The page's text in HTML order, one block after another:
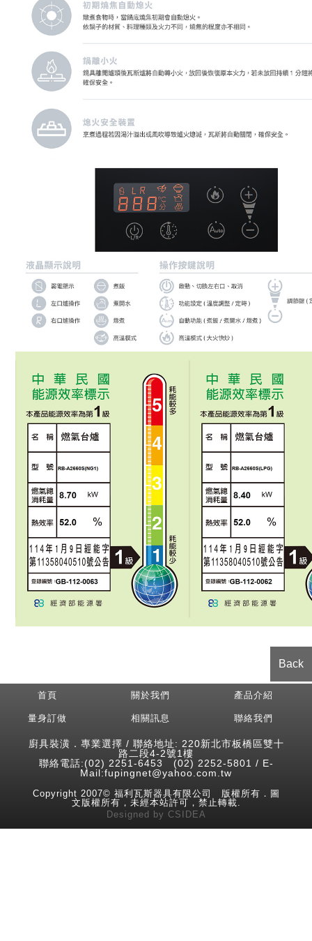
Back
首頁 關於我們 產品介紹
量身訂做 相關訊息 聯絡我們
廚具裝潢．專業選擇 / 聯絡地址: 220新北市板橋區雙十
路二段4-2號1樓
聯絡電話:(02) 2251-6453 (02) 2252-5801 / E-
Mail:fupingnet@yahoo.com.tw
Copyright 2007© 福利瓦斯器具有限公司 版權所有．圖
文版權所有，未經本站許可，禁止轉載.
Designed
by CSIDEA